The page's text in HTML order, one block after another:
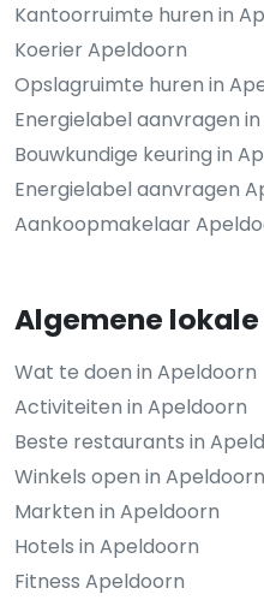
Kantoorruimte huren in
Koerier Apeldoorn
Opslagruimte huren in
Energielabel aanvragen
Bouwkundige keuring in
Energielabel aanvragen
Aankoopmakelaar
Algemene
Wat te doen in Apeldoorn
Activiteiten in Apeldoorn
Beste restaurants in
Winkels open in
Markten in Apeldoorn
Hotels in Apeldoorn
Fitness Apeldoorn